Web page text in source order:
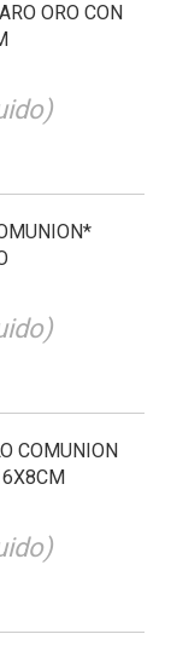
ORO CON
COMUNION